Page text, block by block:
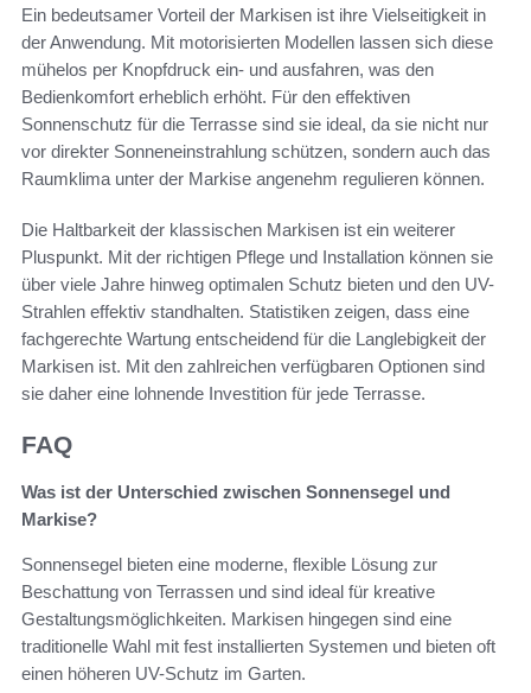
Ein bedeutsamer Vorteil der Markisen ist ihre Vielseitigkeit in
der Anwendung. Mit motorisierten Modellen lassen sich diese
mühelos per Knopfdruck ein- und ausfahren, was den
Bedienkomfort erheblich erhöht. Für den effektiven
Sonnenschutz für die Terrasse sind sie ideal, da sie nicht nur
vor direkter Sonneneinstrahlung schützen, sondern auch das
Raumklima unter der Markise angenehm regulieren können.
Die Haltbarkeit der klassischen Markisen ist ein weiterer
Pluspunkt. Mit der richtigen Pflege und Installation können sie
über viele Jahre hinweg optimalen Schutz bieten und den UV-
Strahlen effektiv standhalten. Statistiken zeigen, dass eine
fachgerechte Wartung entscheidend für die Langlebigkeit der
Markisen ist. Mit den zahlreichen verfügbaren Optionen sind
sie daher eine lohnende Investition für jede Terrasse.
FAQ
Was ist der Unterschied zwischen Sonnensegel und
Markise?
Sonnensegel bieten eine moderne, flexible Lösung zur
Beschattung von Terrassen und sind ideal für kreative
Gestaltungsmöglichkeiten. Markisen hingegen sind eine
traditionelle Wahl mit fest installierten Systemen und bieten oft
einen höheren UV-Schutz im Garten.